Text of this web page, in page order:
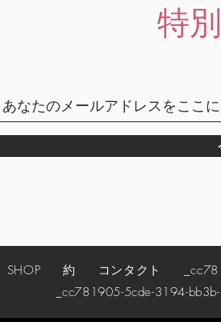
特
SHOP 約 コンタクト
_cc781905-5cde-3194-